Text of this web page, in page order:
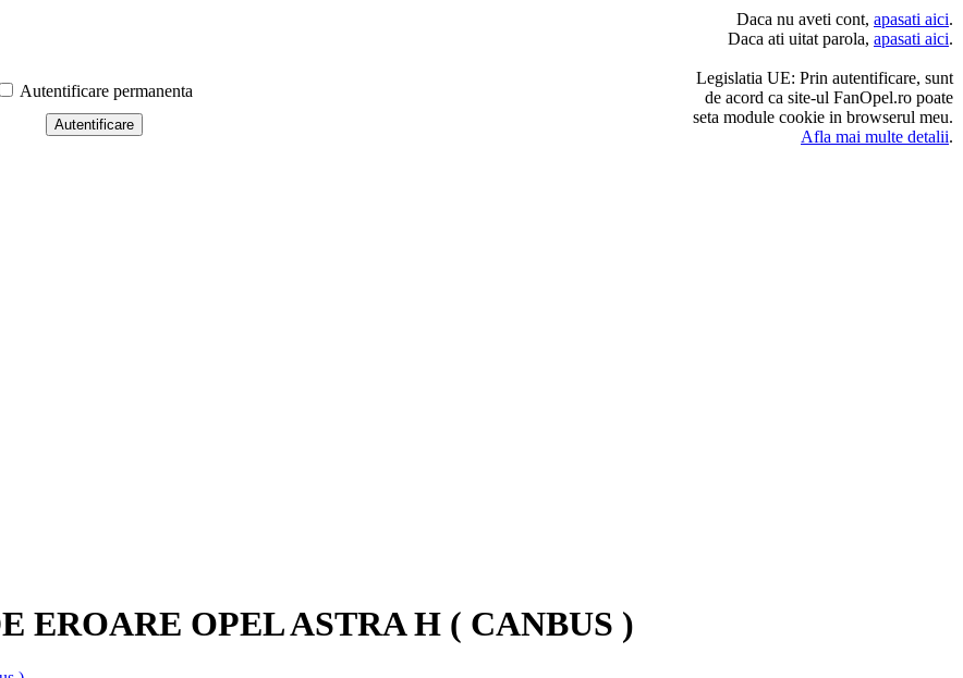
Daca nu aveti cont, apasati aici.
Daca ati uitat parola, apasati aici.
Legislatia UE: Prin autentificare, sunt
de acord ca site-ul FanOpel.ro poate
seta module cookie in browserul meu.
Afla mai multe detalii.
Autentificare permanenta
EROARE OPEL ASTRA H ( CANBUS )